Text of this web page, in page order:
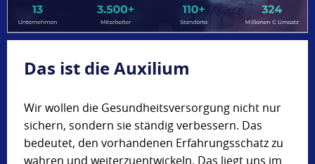
Das ist die Auxilium
Wir wollen die Gesundheitsversorgung nicht nur
sichern, sondern sie ständig verbessern. Das
bedeutet, den vorhandenen Erfahrungsschatz zu
wahren und weiterzuentwickeln. Das liegt uns im